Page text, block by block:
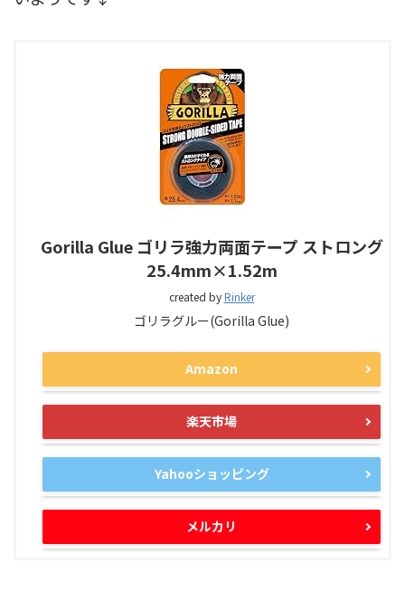
Gorilla Glue ゴリラ強力両面テープ ストロング
25.4mm×1.52m
created byRinker
ゴリラグルー(Gorilla Glue)
Amazon
楽天市場
Yahooショッピング
メルカリ